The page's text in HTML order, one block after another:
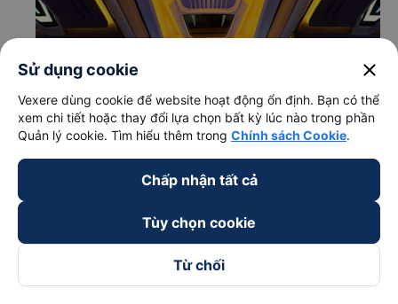
Sử dụng cookie close
Vexere dùng cookie để website hoạt động ổn định. Bạn có thể
xem chi tiết hoặc thay đổi lựa chọn bất kỳ lúc nào trong phần
Quản lý cookie. Tìm hiểu thêm trong Chính sách Cookie.
Chấp nhận tất cả
Tùy chọn cookie
Từ chối